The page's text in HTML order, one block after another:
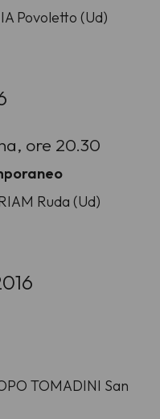
Povoletto (Ud)
ore 20.30
Ruda (Ud)
TOMADINI San